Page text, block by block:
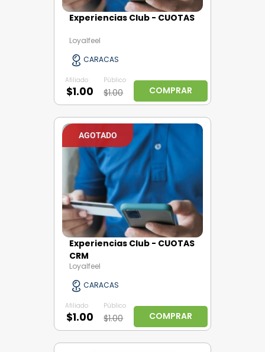
Experiencias Club - CUOTAS
Loyalfeel
CARACAS
Afiliado
$1.00
Público
$1.00 COMPRAR
AGOTADO
Experiencias Club - CUOTAS
CRM
Loyalfeel
CARACAS
Afiliado
$1.00
Público
$1.00 COMPRAR